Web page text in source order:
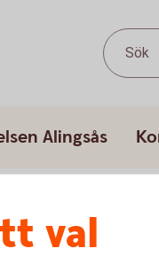
Sök
Alingsås
val